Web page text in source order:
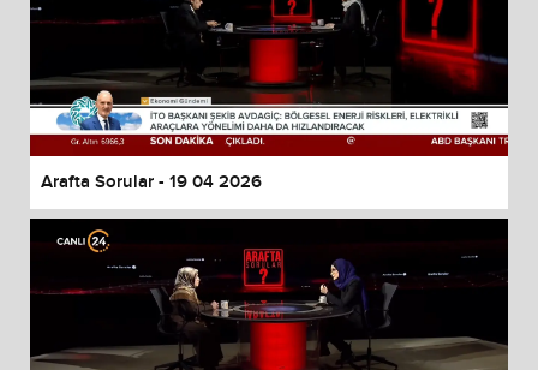
Arafta Sorular - 19 04 2026